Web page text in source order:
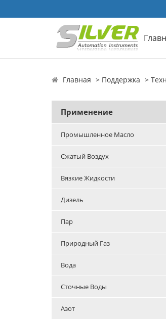
Главная Поддержка
Применение
Промышленное Масло
Сжатый Воздух
Вязкие Жидкости
Дизель
Пар
Природный Газ
Вода
Сточные Воды
Азот